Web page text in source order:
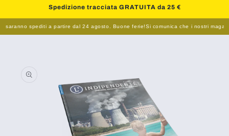
Spedizione tracciata GRATUITA da 25 €
spediti a partire dal 24 agosto. Buone ferie!Si comunica che i nostri
sul prodotto